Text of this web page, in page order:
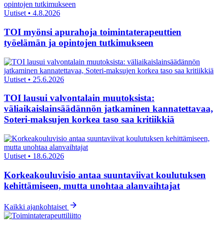
Uutiset • 4.8.2026
TOI myönsi apurahoja toimintaterapeuttien
työelämän ja opintojen tutkimukseen
Uutiset • 25.6.2026
TOI lausui valvontalain muutoksista:
väliaikaislainsäädännön jatkaminen kannatettavaa,
Soteri-maksujen korkea taso saa kritiikkiä
Uutiset • 18.6.2026
Korkeakouluvisio antaa suuntaviivat koulutuksen
kehittämiseen, mutta unohtaa alanvaihtajat
Kaikki ajankohtaiset